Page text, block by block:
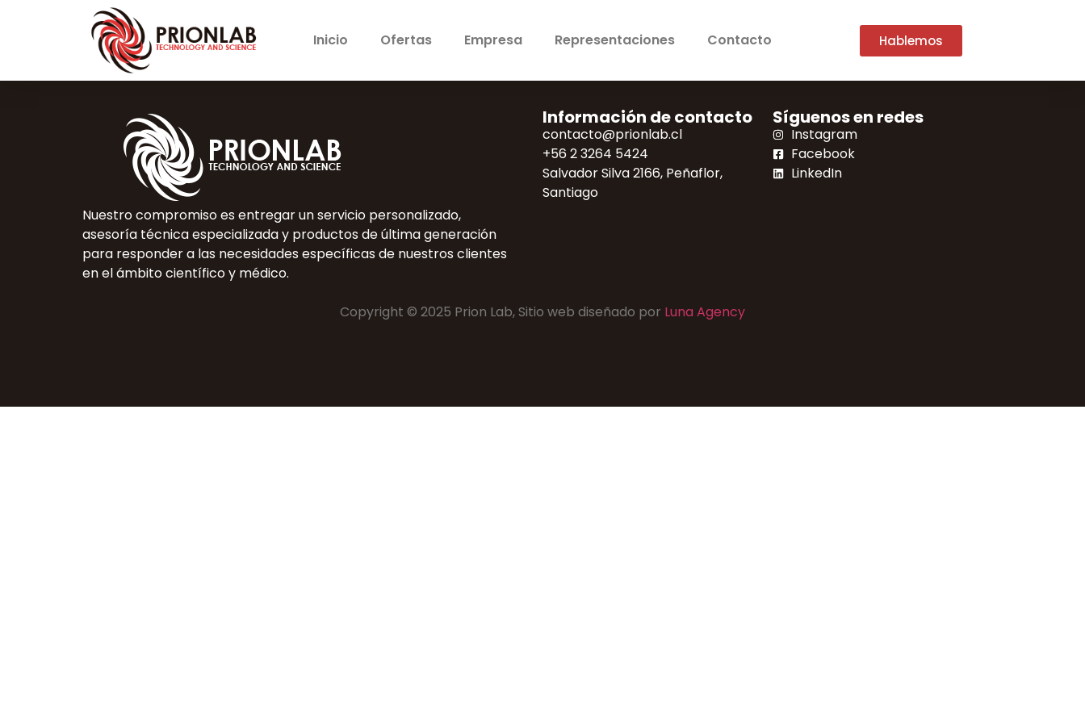
Inicio Ofertas Empresa Representaciones Contacto Hablemos
Nuestro compromiso es entregar un servicio personalizado,
asesoría técnica especializada y productos de última generación
para responder a las necesidades específicas de nuestros clientes
en el ámbito científico y médico.
Información de contacto
contacto@prionlab.cl
+56 2 3264 5424
Salvador Silva 2166, Peñaflor,
Santiago
Síguenos en redes
Instagram
Facebook
LinkedIn
Copyright © 2025 Prion Lab, Sitio web diseñado por Luna Agency